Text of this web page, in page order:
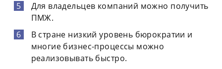
Для владельцев компаний можно получить
ПМЖ.
В стране низкий уровень бюрократии и
многие бизнес-процессы можно
реализовывать быстро.